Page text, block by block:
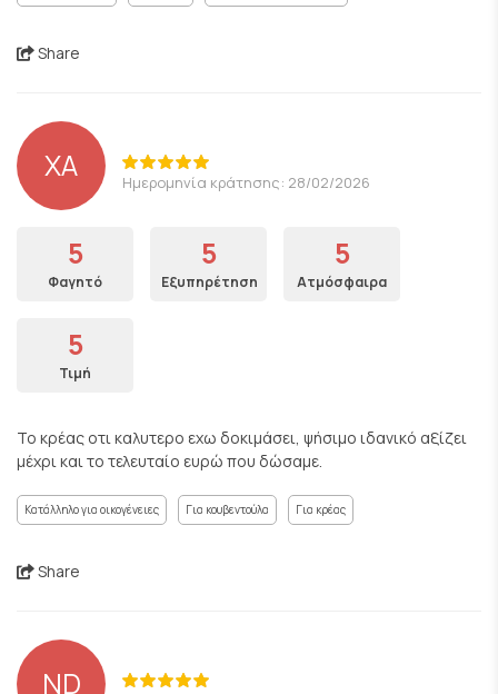
Share
XA Ημερομηνία κράτησης: 28/02/2026
5
Φαγητό
5
Εξυπηρέτηση
5
Ατμόσφαιρα
5
Τιμή
Το κρέας οτι καλυτερο εχω δοκιμάσει, ψήσιμο ιδανικό αξίζει
μέχρι και το τελευταίο ευρώ που δώσαμε.
Κατάλληλο για οικογένειες Για κουβεντούλα Για κρέας
Share
ND